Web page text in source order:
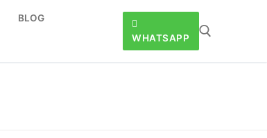
BLOG
WHATSAPP